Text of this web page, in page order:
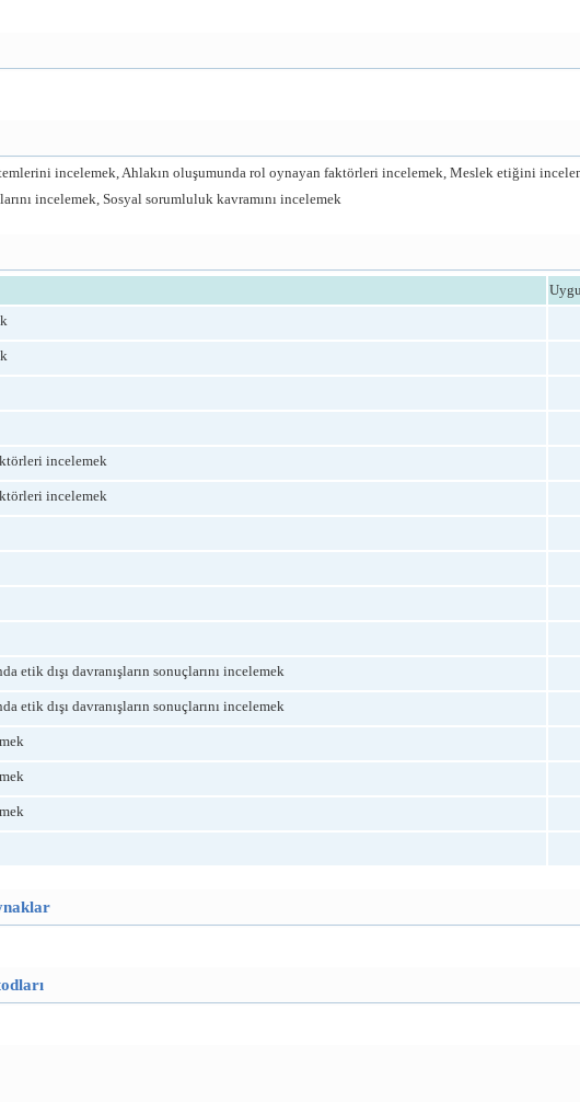
incelemek, Ahlakın oluşumunda rol oynayan faktörleri incelemek, Meslek etiğini
incelemek, Sosyal sorumluluk kavramını incelemek
incelemek
incelemek
etik dışı davranışların sonuçlarını incelemek
etik dışı davranışların sonuçlarını incelemek